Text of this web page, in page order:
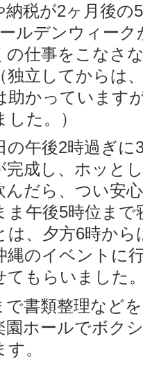
納税が2ヶ月後の
ルデンウィー
の仕事をこなさ
独立してからは
助かっています
た。）
の午後2時過ぎに
完成し、ホッと
んだら、つい安
ま午後5時位ま
は、夕方6時から
縄のイベントに
てもらいました
で書類整理など
園ホールでボク
。